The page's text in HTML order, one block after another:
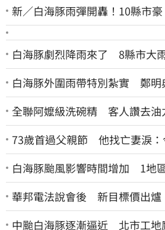
新／白海豚雨彈開轟！10縣市
白海豚劇烈降雨來了 8縣市大
白海豚外圍雨帶特別紮實 鄭明
全聯阿嬤級洗碗精 客人讚去油
73歲首過父親節 他找亡妻淚：
白海豚颱風影響時間增加 1地
華邦電法說會後 新目標價出爐
中颱白海豚逐漸逼近 北市工地